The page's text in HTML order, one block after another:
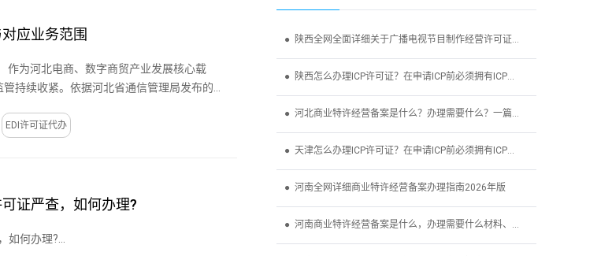
应业务范围
作为河北电商、数字商贸产业发展核心载
持续收紧。依据河北省通信管理局发布的
EDI许可证代办
证严查，如何办理?
何办理?...
● 陕西全网全面详细关于广播电视节目制作经营许可证办理
● 陕西怎么办理ICP许可证？在申请ICP前必须拥有ICP备案吗？
● 河北商业特许经营备案是什么？办理需要什么？一篇文章
● 天津怎么办理ICP许可证？在申请ICP前必须拥有ICP备案吗？
● 河南全网详细商业特许经营备案办理指南2026年版
● 河南商业特许经营备案是什么，办理需要什么材料、条件